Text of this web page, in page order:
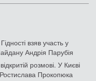
взяв участь у
Андрія Парубія
розмові. У Києві
Ростислава Прокопюка